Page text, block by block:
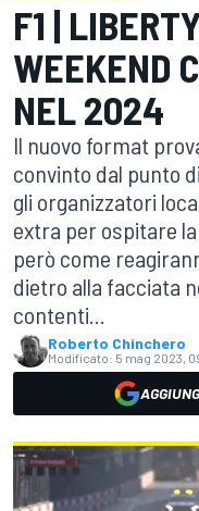
F1 |
WEEKEND
NEL 2024
Il nuovo format
convinto dal punto
gli organizzatori
extra per ospitare
però come
dietro alla facciata
contenti...
Roberto Chinchero
Modificato: 5 mag 2023,